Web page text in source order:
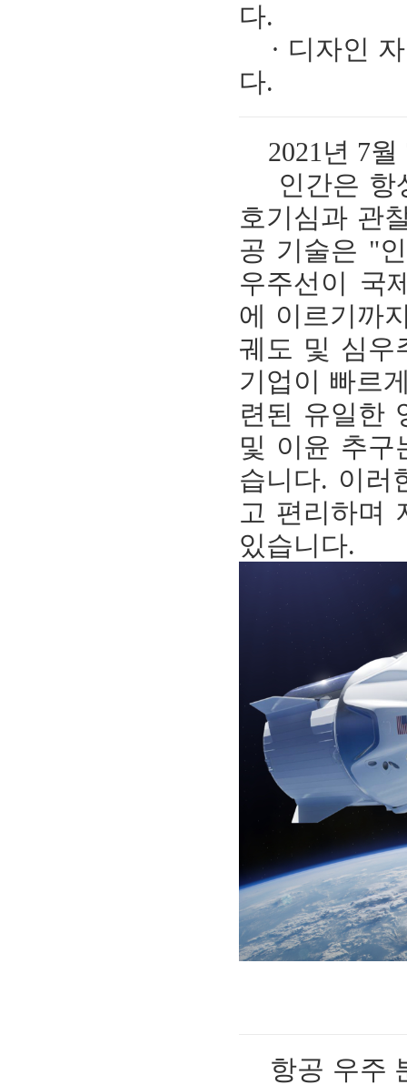
다.
· 디자인 자
다.
2021년 7월
인간은 항
호기심과 관
공 기술은 "
우주선이 국
에 이르기까
궤도 및 심우
기업이 빠르
련된 유일
및 이윤 추구
습니다. 이러
고 편리하며
있
항공 우주